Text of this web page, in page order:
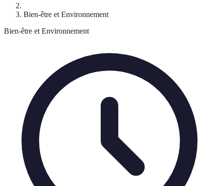
Bien-être et Environnement
Bien-être et Environnement